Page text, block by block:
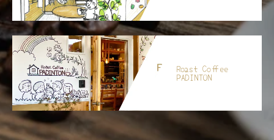
Roast Coffee
PADINTON